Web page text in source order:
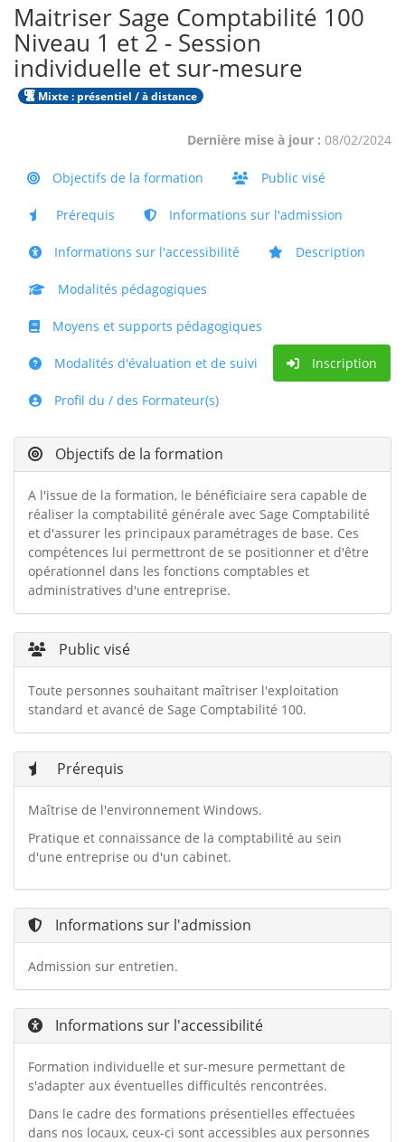
Maitriser Sage Comptabilité 100
Niveau 1 et 2 - Session
individuelle et sur-mesure
Mixte : présentiel / à distance
Dernière mise à jour : 08/02/2024
Objectifs de la formation Public visé
Prérequis Informations sur l'admission
Informations sur l'accessibilité Description
Modalités pédagogiques
Moyens et supports pédagogiques
Modalités d'évaluation et de suivi Inscription
Profil du / des Formateur(s)
Objectifs de la formation
A l'issue de la formation, le bénéficiaire sera capable de
réaliser la comptabilité générale avec Sage Comptabilité
et d'assurer les principaux paramétrages de base. Ces
compétences lui permettront de se positionner et d'être
opérationnel dans les fonctions comptables et
administratives d'une entreprise.
Public visé
Toute personnes souhaitant maîtriser l'exploitation
standard et avancé de Sage Comptabilité 100.
Prérequis
Maîtrise de l'environnement Windows.
Pratique et connaissance de la comptabilité au sein
d'une entreprise ou d'un cabinet.
Informations sur l'admission
Admission sur entretien.
Informations sur l'accessibilité
Formation individuelle et sur-mesure permettant de
s'adapter aux éventuelles difficultés rencontrées.
Dans le cadre des formations présentielles effectuées
dans nos locaux, ceux-ci sont accessibles aux personnes